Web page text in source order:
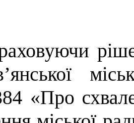
«Про